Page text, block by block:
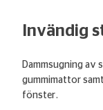
Invändig
Dammsugning av
gummimattor
fönster.